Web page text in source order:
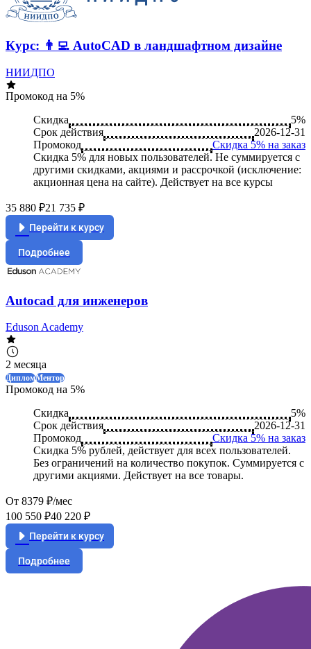
Курс: 👨‍💻 AutoCAD в ландшафтном дизайне
НИИДПО
Промокод на 5%
Скидка
5%
Срок действия
2026-12-31
Промокод
Скидка 5% на заказ
Скидка 5% для новых пользователей. Не суммируется c
другими скидками, акциями и рассрочкой (исключение:
акционная цена на сайте). Действует на все курсы
35 880 ₽21 735 ₽
Перейти к курсу
Подробнее
Autocad для инженеров
Eduson Academy
2 месяца
ДипломМентор
Промокод на 5%
Скидка
5%
Срок действия
2026-12-31
Промокод
Скидка 5% на заказ
Скидка 5% рублей, действует для всех пользователей.
Без ограничений на количество покупок. Суммируется с
другими акциями. Действует на все товары.
От 8379 ₽/мес
100 550 ₽40 220 ₽
Перейти к курсу
Подробнее